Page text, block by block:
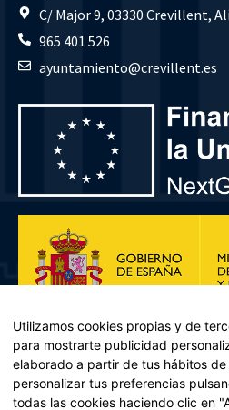
C/ Major 9, 03330 Crevillent,
965 401 526
ayuntamiento@crevillent.es
Utilizamos cookies propias y de
para mostrarte publicidad
elaborado a partir de tus hábitos
personalizar tus preferencias
todas las cookies haciendo clic en